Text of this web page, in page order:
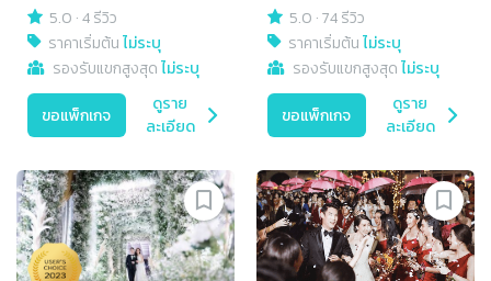
5.0 ·4 รีวิว
ราคาเริ่มต้นไม่ระบุ
รองรับแขกสูงสุดไม่ระบุ
ขอแพ็กเกจ
ดูราย
ละเอียด
5.0 ·74 รีวิว
ราคาเริ่มต้นไม่ระบุ
รองรับแขกสูงสุดไม่ระบุ
ขอแพ็กเกจ
ดูราย
ละเอียด